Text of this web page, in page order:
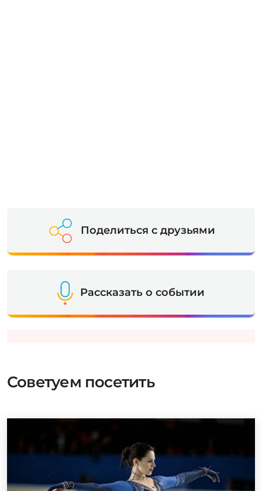
Поделиться с друзьями
Рассказать о событии
Советуем посетить